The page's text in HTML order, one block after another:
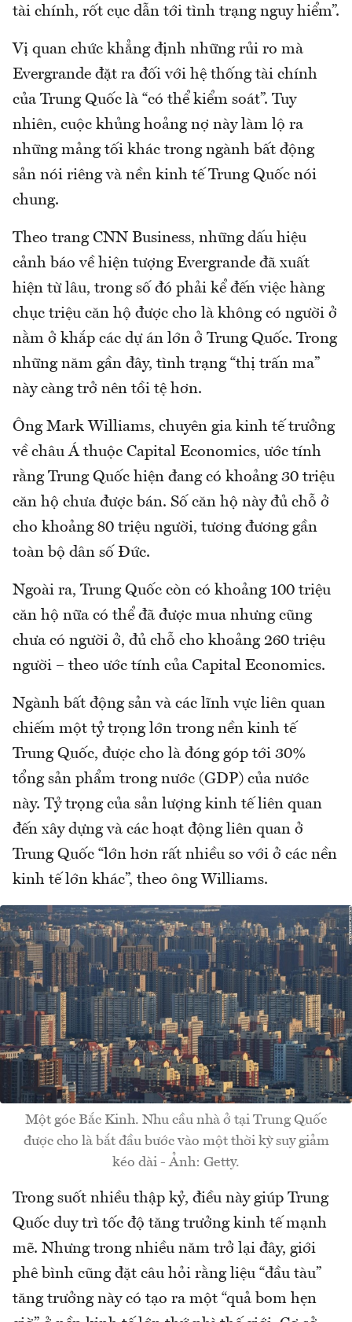
tài chính, rốt cục dẫn tới tình trạng nguy hiểm”.
Vị quan chức khẳng định những rủi ro mà
Evergrande đặt ra đối với hệ thống tài chính
của Trung Quốc là “có thể kiểm soát”. Tuy
nhiên, cuộc khủng hoảng nợ này làm lộ ra
những mảng tối khác trong ngành bất động
sản nói riêng và nền kinh tế Trung Quốc nói
chung.
Theo trang CNN Business, những dấu hiệu
cảnh báo về hiện tượng Evergrande đã xuất
hiện từ lâu, trong số đó phải kể đến việc hàng
chục triệu căn hộ được cho là không có người ở
nằm ở khắp các dự án lớn ở Trung Quốc. Trong
những năm gần đây, tình trạng “thị trấn ma”
này càng trở nên tồi tệ hơn.
Ông Mark Williams, chuyên gia kinh tế trưởng
về châu Á thuộc Capital Economics, ước tính
rằng Trung Quốc hiện đang có khoảng 30 triệu
căn hộ chưa được bán. Số căn hộ này đủ chỗ ở
cho khoảng 80 triệu người, tương đương gần
toàn bộ dân số Đức.
Ngoài ra, Trung Quốc còn có khoảng 100 triệu
căn hộ nữa có thể đã được mua nhưng cũng
chưa có người ở, đủ chỗ cho khoảng 260 triệu
người – theo ước tính của Capital Economics.
Ngành bất động sản và các lĩnh vực liên quan
chiếm một tỷ trọng lớn trong nền kinh tế
Trung Quốc, được cho là đóng góp tới 30%
tổng sản phẩm trong nước (GDP) của nước
này. Tỷ trọng của sản lượng kinh tế liên quan
đến xây dựng và các hoạt động liên quan ở
Trung Quốc “lớn hơn rất nhiều so với ở các nền
kinh tế lớn khác”, theo ông Williams.
Một góc Bắc Kinh. Nhu cầu nhà ở tại Trung Quốc
được cho là bắt đầu bước vào một thời kỳ suy giảm
kéo dài - Ảnh: Getty.
Trong suốt nhiều thập kỷ, điều này giúp Trung
Quốc duy trì tốc độ tăng trưởng kinh tế mạnh
mẽ. Nhưng trong nhiều năm trở lại đây, giới
phê bình cũng đặt câu hỏi rằng liệu “đầu tàu”
tăng trưởng này có tạo ra một “quả bom hẹn